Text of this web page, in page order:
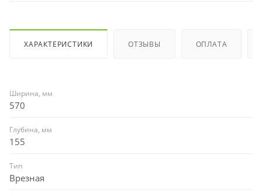
ХАРАКТЕРИСТИКИ ОТЗЫВЫ ОПЛАТА
Ширина, мм
570
Глубина, мм
155
Тип
Врезная